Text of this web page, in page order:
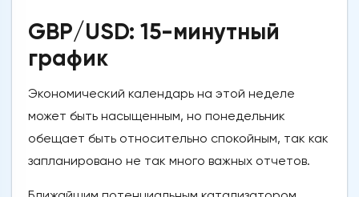
GBP/USD: 15-минутный
график
Экономический календарь на этой неделе
может быть насыщенным, но понедельник
обещает быть относительно спокойным, так как
запланировано не так много важных отчетов.